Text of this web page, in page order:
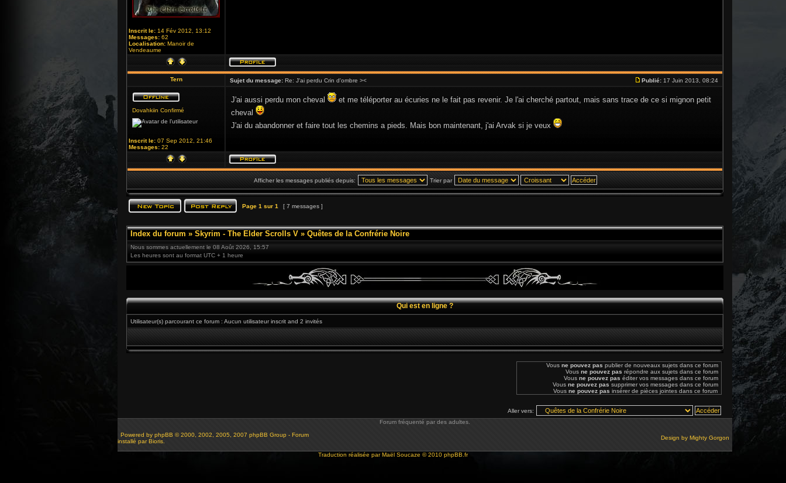
Inscrit le: 14 Fév 2012, 13:12
Messages: 62
Localisation: Manoir de
Vendeaume
Tern Sujet du message: Re: J'ai perdu Crin d'ombre >< Publié: 17 Juin 2013, 08:24
Dovahkiin Confirmé
Inscrit le: 07 Sep 2012, 21:46
Messages: 22
J'ai aussi perdu mon cheval
et me téléporter au écuries ne le fait pas revenir. Je l'ai cherché partout, mais sans trace de ce si mignon petit
cheval
J'ai du abandonner et faire tout les chemins a pieds. Mais bon maintenant, j'ai Arvak si je veux
Afficher les messages publiés depuis: Trier par
Page 1 sur 1 [ 7 messages ]
Index du forum » Skyrim - The Elder Scrolls V » Quêtes de la Confrérie Noire
Nous sommes actuellement le 08 Août 2026, 15:57
Les heures sont au format UTC + 1 heure
Qui est en ligne ?
Utilisateur(s) parcourant ce forum : Aucun utilisateur inscrit and 2 invités
Vous ne pouvez pas publier de nouveaux sujets dans ce forum
Vous ne pouvez pas répondre aux sujets dans ce forum
Vous ne pouvez pas éditer vos messages dans ce forum
Vous ne pouvez pas supprimer vos messages dans ce forum
Vous ne pouvez pas insérer de pièces jointes dans ce forum
Aller vers:
Forum fréquenté par des adultes.
Powered by phpBB © 2000, 2002, 2005, 2007 phpBB Group - Forum
installé par Bioris.
Design by Mighty Gorgon
Traduction réalisée parMaël Soucaze © 2010 phpBB.fr